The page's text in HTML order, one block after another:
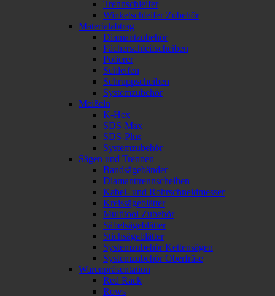
Trennschleifer
Winkelschleifer Zubehör
Materialabtrag
Diamantzubehör
Fächerschleifscheiben
Polierer
Schleifen
Schruppscheiben
Systemzubehör
Meißeln
K-Hex
SDS-Max
SDS-Plus
Systemzubehör
Sägen und Trennen
Bandsägebänder
Diamanttrennscheiben
Kabel- und Rohrschneidmesser
Kreissägeblätter
Multitool Zubehör
Säbelsägeblätter
Stichsägeblätter
Systemzubehör Kettensägen
Systemzubehör Oberfräse
Warenpräsentation
Red Rack
Rows